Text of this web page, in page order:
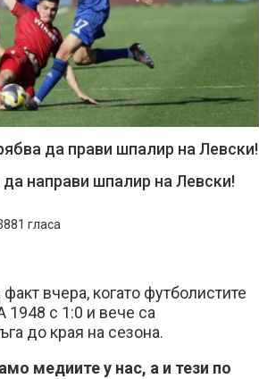
да прави шпалир на Левски!
направи шпалир на Левски!
гласа
вчера, когато футболистите
с 1:0 и вече са
до края на сезона.
медиите у нас, а и тези по